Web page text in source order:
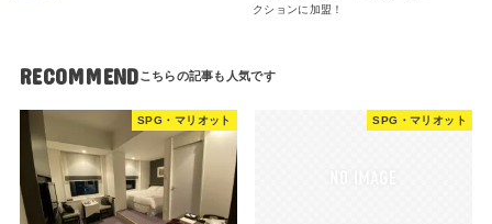
クションに加盟！
RECOMMEND
SPG・マリオット SPG・マリオット